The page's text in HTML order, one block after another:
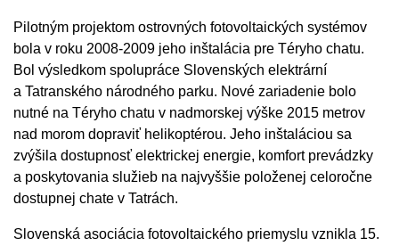
Pilotným projektom ostrovných fotovoltaických systémov
bola v roku 2008-2009 jeho inštalácia pre Téryho chatu.
Bol výsledkom spolupráce Slovenských elektrární
a Tatranského národného parku. Nové zariadenie bolo
nutné na Téryho chatu v nadmorskej výške 2015 metrov
nad morom dopraviť helikoptérou. Jeho inštaláciou sa
zvýšila dostupnosť elektrickej energie, komfort prevádzky
a poskytovania služieb na najvyššie položenej celoročne
dostupnej chate v Tatrách.
Slovenská asociácia fotovoltaického priemyslu vznikla 15.